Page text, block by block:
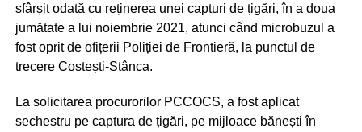
sfârșit odată cu reținerea unei capturi de țigări, în a doua
jumătate a lui noiembrie 2021, atunci când microbuzul a
fost oprit de ofițerii Poliției de Frontieră, la punctul de
trecere Costești-Stânca.
La solicitarea procurorilor PCCOCS, a fost aplicat
sechestru pe captura de țigări, pe mijloace bănești în